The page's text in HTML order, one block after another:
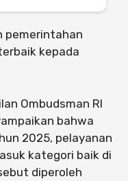
pemerintahan
kepada
Ombudsman RI
bahwa
2025, pelayanan
kategori baik di
diperoleh